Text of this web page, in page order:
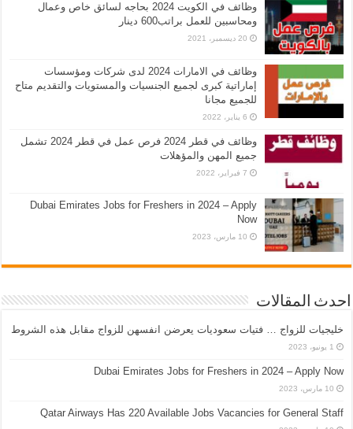
وظائف في الكويت 2024 بحاجه لسائق خاص وعمال
ومحاسبين للعمل براتب600 دينار
20 ديسمبر، 2021
وظائف في الامارات 2024 لدى شركات ومؤسسات
إماراتية كبرى لجميع الجنسيات والمستويات والتقديم متاح
للجميع مجانا
6 يناير، 2022
وظائف في قطر 2024 فرص عمل في قطر 2024 تشمل
جميع المهن والمؤهلات
7 فبراير، 2022
Dubai Emirates Jobs for Freshers in 2024 – Apply
Now
10 مارس، 2023
احدث المقالات
خليجيات للزواج … فتيات سعوديات يعرضن انفسهن للزواج مقابل هذه الشروط
1 يونيو، 2023
Dubai Emirates Jobs for Freshers in 2024 – Apply Now
10 مارس، 2023
Qatar Airways Has 220 Available Jobs Vacancies for General Staff